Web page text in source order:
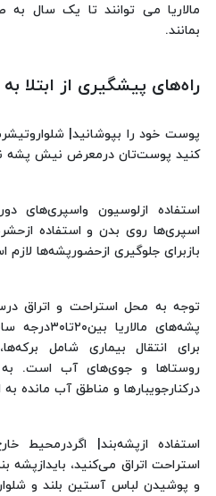
مالاریا می توانند تا یک سال
بمانند.
راه‌های پیشگیری از ابتلا به
پوست خود را بپوشانید|
کنید پوست‌تان درمعرض نیش پشه
استفاده ازلوسیون واسپری‌های
اسپری‌ها روی بدن و استفاده
بازبرای جلوگیری ازحضورپشه‌ها لازم
توجه به محل استراحت و اتراق
پشه‌های
برای انتقال بیماری شامل
روستاها و جوی‌های آب است. به
درکنارجویبارها و مناطق آب مانده به
استفاده ازپشه‌بند| اگردرمحیط
استراحت اتراق می‌کنید، بایدازپشه
و پوشیدن لباس آستین بلند و